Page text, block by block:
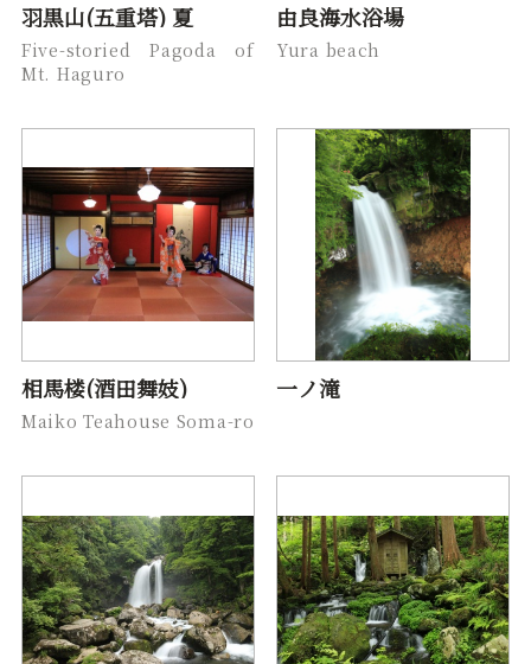
羽黒山(五重塔) 夏
Five-storied Pagoda of
Mt. Haguro
由良海水浴場
Yura beach
相馬楼(酒田舞妓)
Maiko Teahouse Soma-ro
一ノ滝